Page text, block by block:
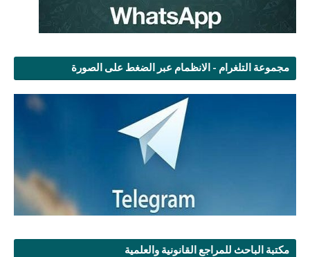
مجموعة التلغرام - الانظمام عبر الضغط على الصورة
مكتبة الباحث للمراجع القانونية والعلمية